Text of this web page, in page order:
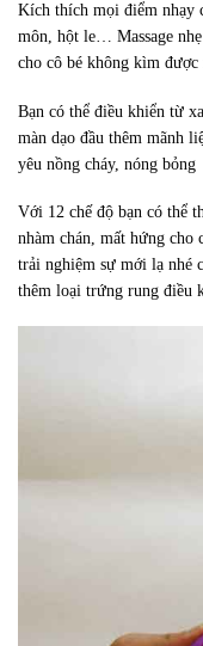
Kích thích mọi điểm nhạy
môn, hột le… Massage
cho cô bé không kìm
Bạn có thể điều khiển từ
màn dạo đầu thêm mãnh
yêu nồng cháy, nóng bỏng
Với 12 chế độ bạn có thể
nhàm chán, mất hứng cho
trải nghiệm sự mới lạ nhé
thêm loại trứng rung điều